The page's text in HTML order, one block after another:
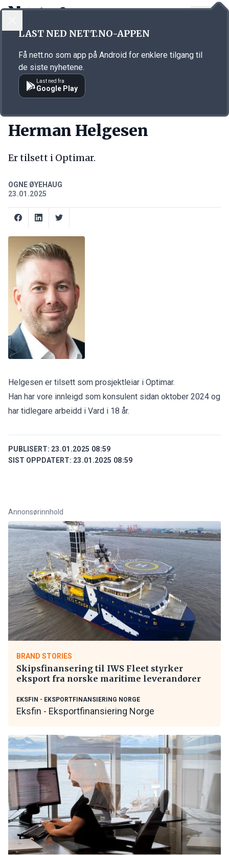
Annonsørinnhold
Herman Helgesen
Er tilsett i Optimar.
OGNE ØYEHAUG
23.01.2025
Helgesen er tilsett som prosjektleiar i Optimar.
Han har vore innleigd som konsulent sidan oktober 2024 og
har tidlegare arbeidd i Vard i 18 år.
PUBLISERT: 23.01.2025 08:59
SIST OPPDATERT: 23.01.2025 08:59
Annonsørinnhold
BRAND STORIES
Skipsfinansering til IWS Fleet styrker
eksport fra norske maritime leverandører
EKSFIN - EKSPORTFINANSIERING NORGE
Eksfin - Eksportfinansiering Norge
LAST NED NETT.NO-APPEN
Få nett.no som app på Android for enklere tilgang til
de siste nyhetene.
Last ned fra
Google Play